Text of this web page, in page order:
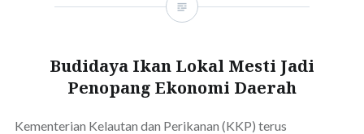
Budidaya Ikan Lokal Mesti Jadi
Penopang Ekonomi Daerah
Kementerian Kelautan dan Perikanan (KKP) terus